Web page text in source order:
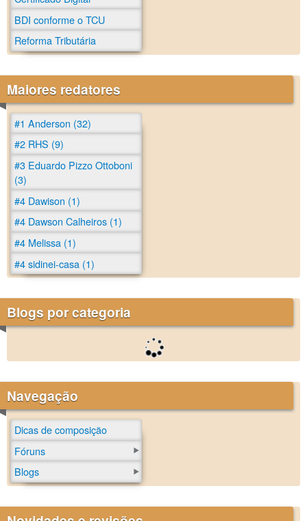
BDI conforme o TCU
Reforma Tributária
Maiores redatores
#1 Anderson (32)
#2 RHS (9)
#3 Eduardo Pizzo Ottoboni
(3)
#4 Dawison (1)
#4 Dawson Calheiros (1)
#4 Melissa (1)
#4 sidinei-casa (1)
Blogs por categoria
Navegação
Dicas de composição
Fóruns
Blogs